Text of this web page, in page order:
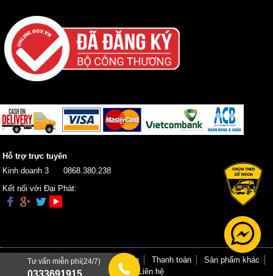
Hỗ trợ trực tuyến
Kinh doanh 3
0868.380.238
Kết nối với Đại Phát:
Trang chủ Giới thiệu Hướng dẫn Thanh toán
Sản phẩm khác
Tin tức
Liên hệ
Tư vấn miễn phí(24/7)
0333691915